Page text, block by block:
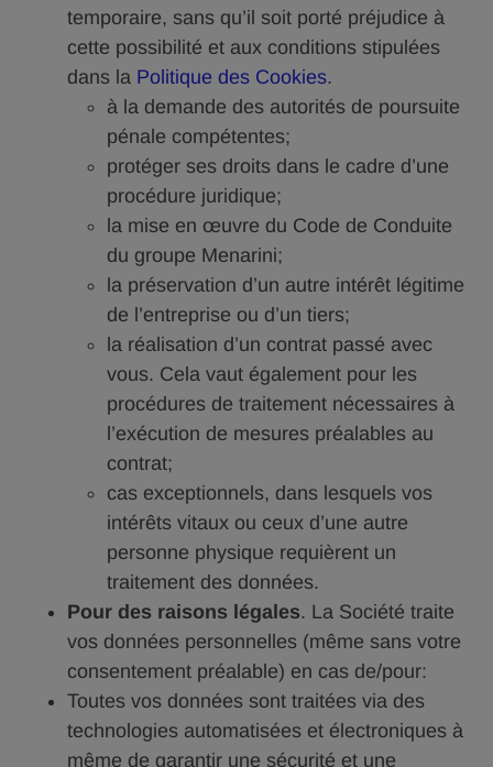
temporaire, sans qu’il soit porté préjudice à
cette possibilité et aux conditions stipulées
dans la Politique des Cookies.
à la demande des autorités de poursuite
pénale compétentes;
protéger ses droits dans le cadre d’une
procédure juridique;
la mise en œuvre du Code de Conduite
du groupe Menarini;
la préservation d’un autre intérêt légitime
de l’entreprise ou d’un tiers;
la réalisation d’un contrat passé avec
vous. Cela vaut également pour les
procédures de traitement nécessaires à
l’exécution de mesures préalables au
contrat;
cas exceptionnels, dans lesquels vos
intérêts vitaux ou ceux d’une autre
personne physique requièrent un
traitement des données.
Pour des raisons légales. La Société traite
vos données personnelles (même sans votre
consentement préalable) en cas de/pour:
Toutes vos données sont traitées via des
technologies automatisées et électroniques à
même de garantir une sécurité et une